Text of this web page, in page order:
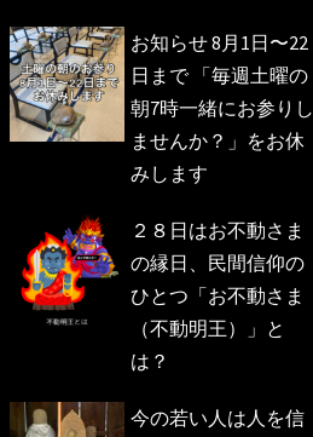
お知らせ 8月1日〜22
日まで 「毎週土曜の
朝7時一緒にお参りし
ませんか？」をお休
みします
２８日はお不動さま
の縁日、民間信仰の
ひとつ「お不動さま
（不動明王）」と
は？
今の若い人は人を信